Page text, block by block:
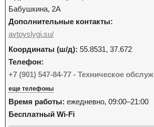
Бабушкина, 2А
Дополнительные контакты:
avtoyslygi.su/
Координаты (ш/д): 55.8531, 37.672
Телефон:
+7 (901) 547-84-77 - Техническое
еще телефоны
Время работы: ежедневно, 09:00–21:00
Бесплатный Wi-Fi